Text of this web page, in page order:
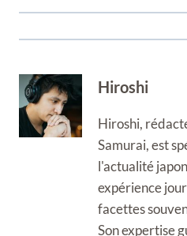
Hiroshi
Hiroshi,
Samurai, est
l'actualité
expérience
facettes
Son expertise